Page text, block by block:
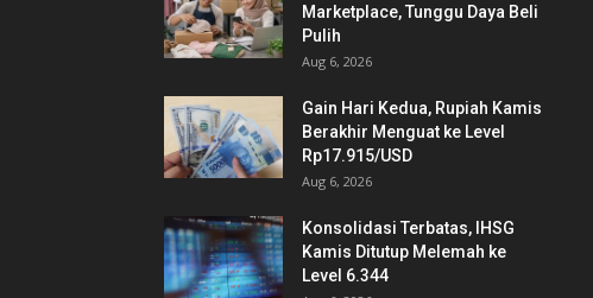
Marketplace, Tunggu Daya Beli
Pulih
Aug 6, 2026
Gain Hari Kedua, Rupiah Kamis
Berakhir Menguat ke Level
Rp17.915/USD
Aug 6, 2026
Konsolidasi Terbatas, IHSG
Kamis Ditutup Melemah ke
Level 6.344